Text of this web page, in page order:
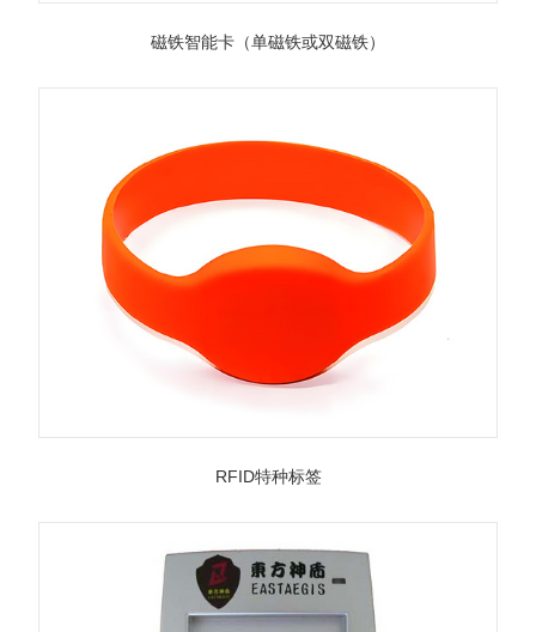
磁铁智能卡（单磁铁或双磁铁）
RFID特种标签